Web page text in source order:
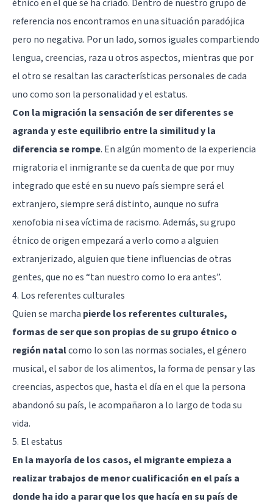
étnico en el que se ha criado. Dentro de nuestro grupo de
referencia nos encontramos en una situación paradójica
pero no negativa. Por un lado, somos iguales compartiendo
lengua, creencias, raza u otros aspectos, mientras que por
el otro se resaltan las características personales de cada
uno como son la personalidad y el estatus.
Con la migración la sensación de ser diferentes se
agranda y este equilibrio entre la similitud y la
diferencia se rompe. En algún momento de la experiencia
migratoria el inmigrante se da cuenta de que por muy
integrado que esté en su nuevo país siempre será el
extranjero, siempre será distinto, aunque no sufra
xenofobia ni sea víctima de racismo. Además, su grupo
étnico de origen empezará a verlo como a alguien
extranjerizado, alguien que tiene influencias de otras
gentes, que no es “tan nuestro como lo era antes”.
4. Los referentes culturales
Quien se marcha pierde los referentes culturales,
formas de ser que son propias de su grupo étnico o
región natalcomo lo son las normas sociales, el género
musical, el sabor de los alimentos, la forma de pensar y las
creencias, aspectos que, hasta el día en el que la persona
abandonó su país, le acompañaron a lo largo de toda su
vida.
5. El estatus
En la mayoría de los casos, el migrante empieza a
realizar trabajos de menor cualificación en el país a
donde ha ido a parar que los que hacía en su país de